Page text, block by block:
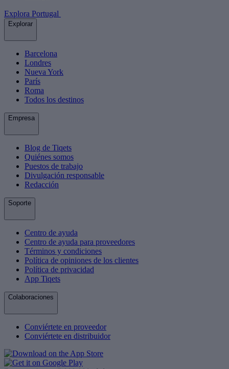
Explora Portugal
Explorar
Barcelona
Londres
Nueva York
París
Roma
Todos los destinos
Empresa
Blog de Tiqets
Quiénes somos
Puestos de trabajo
Divulgación responsable
Redacción
Soporte
Centro de ayuda
Centro de ayuda para proveedores
Términos y condiciones
Política de opiniones de los clientes
Política de privacidad
App Tiqets
Colaboraciones
Conviértete en proveedor
Conviértete en distribuidor